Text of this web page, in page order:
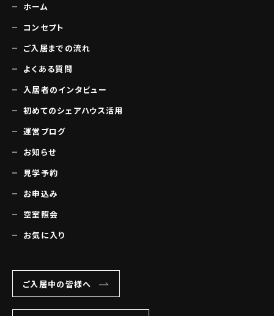
ホーム
コンセプト
ご入居までの流れ
よくある質問
入居者のインタビュー
初めてのシェアハウス活用
運営ブログ
お知らせ
見学予約
お申込み
空室照会
お気に入り
ご入居中の皆様へ